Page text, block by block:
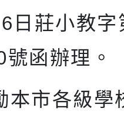
日莊小教
函辦理。
本市各級學